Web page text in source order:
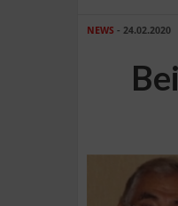
NEWS - 24.02.2020